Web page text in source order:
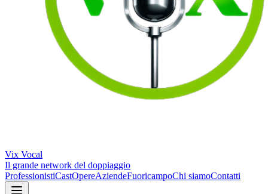
Vix Vocal
Il grande network del doppiaggio
ProfessionistiCastOpereAziendeFuoricampoChi siamoContatti